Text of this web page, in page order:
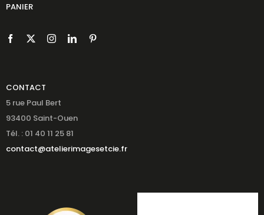
PANIER
CONTACT
5 rue Paul Bert
93400 Saint-Ouen
Tél. : 01 40 11 25 81
contact@atelierimagesetcie.fr